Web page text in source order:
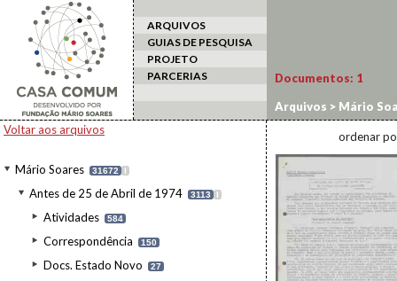
ARQUIVOS
GUIAS DE PESQUISA
PROJETO
PARCERIAS
Voltar aos arquivos
Mário Soares 31672 I
Antes de 25 de Abril de 1974 3113 I
Atividades 584
Correspondência 150
Docs. Estado Novo 27
Documentos: 1
Arquivos > Mário
ordenar